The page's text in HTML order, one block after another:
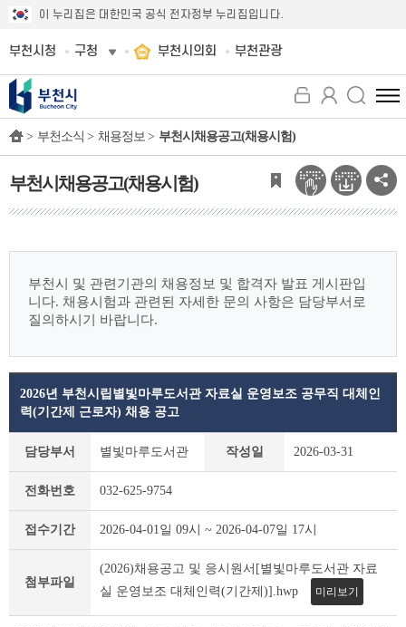
이 누리집은 대한민국 공식 전자정부 누리집입니다.
부천시청 구청 부천시의회 부천관광
전
체
뉴
보
기
> 부천소식 > 채용정보 > 부천시채용공고(채용시험)
부천시채용공고(채용시험)
부천시 및 관련기관의 채용정보 및 합격자 발표 게시판입
니다. 채용시험과 관련된 자세한 문의 사항은 담당부서로
질의하시기 바랍니다.
용
고
2026년 부천시립별빛마루도서관 자료실 운영보조 공무직 대체인
력(기간제 근로자) 채용 공고
담당부서 별빛마루도서관 작성일 2026-03-31
전화번호 032-625-9754
접수기간 2026-04-01일 09시 ~ 2026-04-07일 17시
첨부파일
(2026)채용공고 및 응시원서[별빛마루도서관 자료
실 운영보조 대체인력(기간제)].hwp
미리보기